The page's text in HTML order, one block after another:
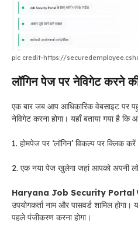
pic credit-https://
लॉगिन पेज पर नेविगेट करने
एक बार जब आप आधिकारिक वेबसाइट पर
नेविगेट करना होगा। यहाँ बताया गया है
1. होमपेज पर ‘लॉगिन’ विकल्प पर क्लिक
2. एक नया पेज खुलेगा जहां आपको अपनी
Haryana Job Security Portal
उपयोगकर्ता नाम और पासवर्ड शामिल
पहले पंजीकरण करना होगा।